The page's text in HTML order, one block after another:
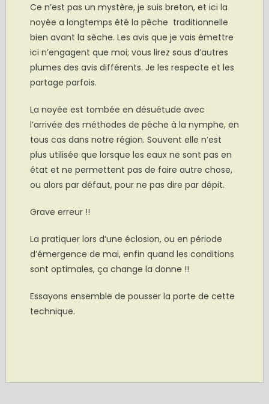
Ce n’est pas un mystère, je suis breton, et ici la
noyée a longtemps été la pêche traditionnelle
bien avant la sèche. Les avis que je vais émettre
ici n’engagent que moi; vous lirez sous d’autres
plumes des avis différents. Je les respecte et les
partage parfois.
La noyée est tombée en désuétude avec
l’arrivée des méthodes de pêche à la nymphe, en
tous cas dans notre région. Souvent elle n’est
plus utilisée que lorsque les eaux ne sont pas en
état et ne permettent pas de faire autre chose,
ou alors par défaut, pour ne pas dire par dépit.
Grave erreur !!
La pratiquer lors d’une éclosion, ou en période
d’émergence de mai, enfin quand les conditions
sont optimales, ça change la donne !!
Essayons ensemble de pousser la porte de cette
technique.